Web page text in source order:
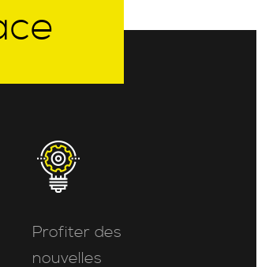
Profiter des
nouvelles